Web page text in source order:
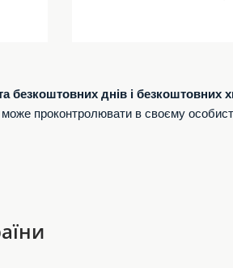
безкоштовних днів і безкоштовних
проконтролювати в своєму